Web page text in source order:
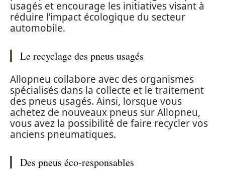
usagés et encourage les initiatives visant à
réduire l’impact écologique du secteur
automobile.
Le recyclage des pneus usagés
Allopneu collabore avec des organismes
spécialisés dans la collecte et le traitement
des pneus usagés. Ainsi, lorsque vous
achetez de nouveaux pneus sur Allopneu,
vous avez la possibilité de faire recycler vos
anciens pneumatiques.
Des pneus éco-responsables